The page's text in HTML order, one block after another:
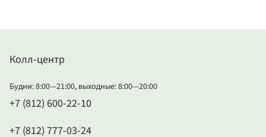
Колл-центр
Будни: 8:00—21:00, выходные: 8:00—20:00
+7 (812) 600-22-10
+7 (812) 777-03-24